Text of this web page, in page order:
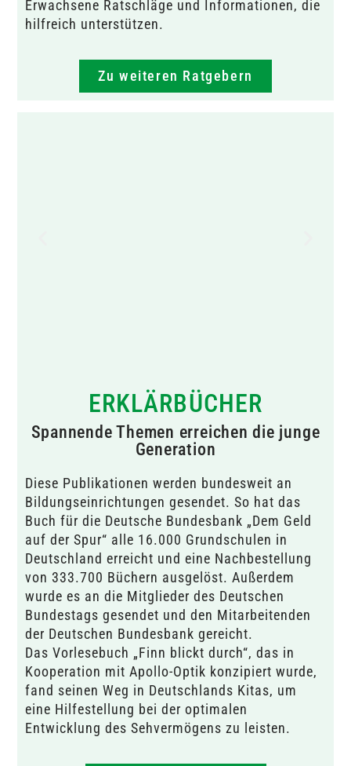
Erwachsene Ratschläge und Informationen, die
hilfreich unterstützen.
Zu weiteren Ratgebern
ERKLÄRBÜCHER
Spannende Themen erreichen die junge
Generation
Diese Publikationen werden bundesweit an
Bildungseinrichtungen gesendet. So hat das
Buch für die Deutsche Bundesbank „Dem Geld
auf der Spur“ alle 16.000 Grundschulen in
Deutschland erreicht und eine Nachbestellung
von 333.700 Büchern ausgelöst. Außerdem
wurde es an die Mitglieder des Deutschen
Bundestags gesendet und den Mitarbeitenden
der Deutschen Bundesbank gereicht.
Das Vorlesebuch „Finn blickt durch“, das in
Kooperation mit Apollo-Optik konzipiert wurde,
fand seinen Weg in Deutschlands Kitas, um
eine Hilfestellung bei der optimalen
Entwicklung des Sehvermögens zu leisten.